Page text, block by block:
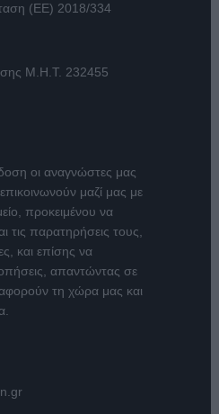
(ΕΕ) 2018/334
Μ.Η.Τ. 232455
οι αναγνώστες μας
μαζί μας με
προκειμένου να
τις παρατηρήσεις τους,
και επίσης να
απαντώντας σε
τη χώρα μας και